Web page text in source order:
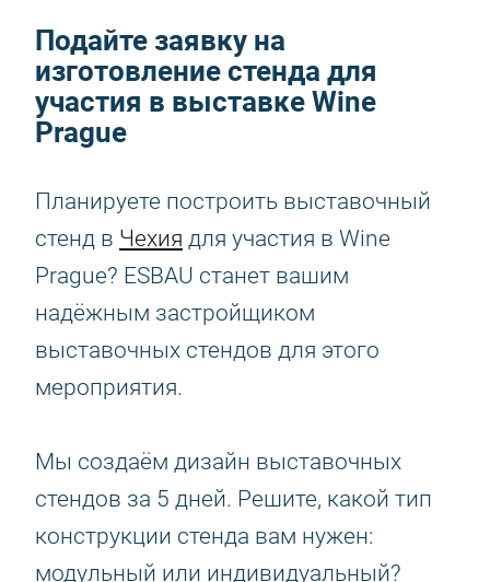
Подайте заявку на
изготовление стенда для
участия в выставке Wine
Prague
Планируете построить выставочный
стенд в Чехия для участия в Wine
Prague? ESBAU станет вашим
надёжным застройщиком
выставочных стендов для этого
мероприятия.
Мы создаём дизайн выставочных
стендов за 5 дней. Решите, какой тип
конструкции стенда вам нужен:
модульный или индивидуальный?